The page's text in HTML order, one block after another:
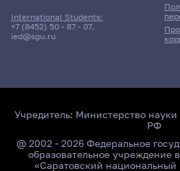
International Students:
+7 (8452) 50 - 87 - 07,
ied@sgu.ru
Учредитель: Министерство
РФ
@ 2002 - 2026 Федеральное
образовательное учреждение
«Саратовский национальный